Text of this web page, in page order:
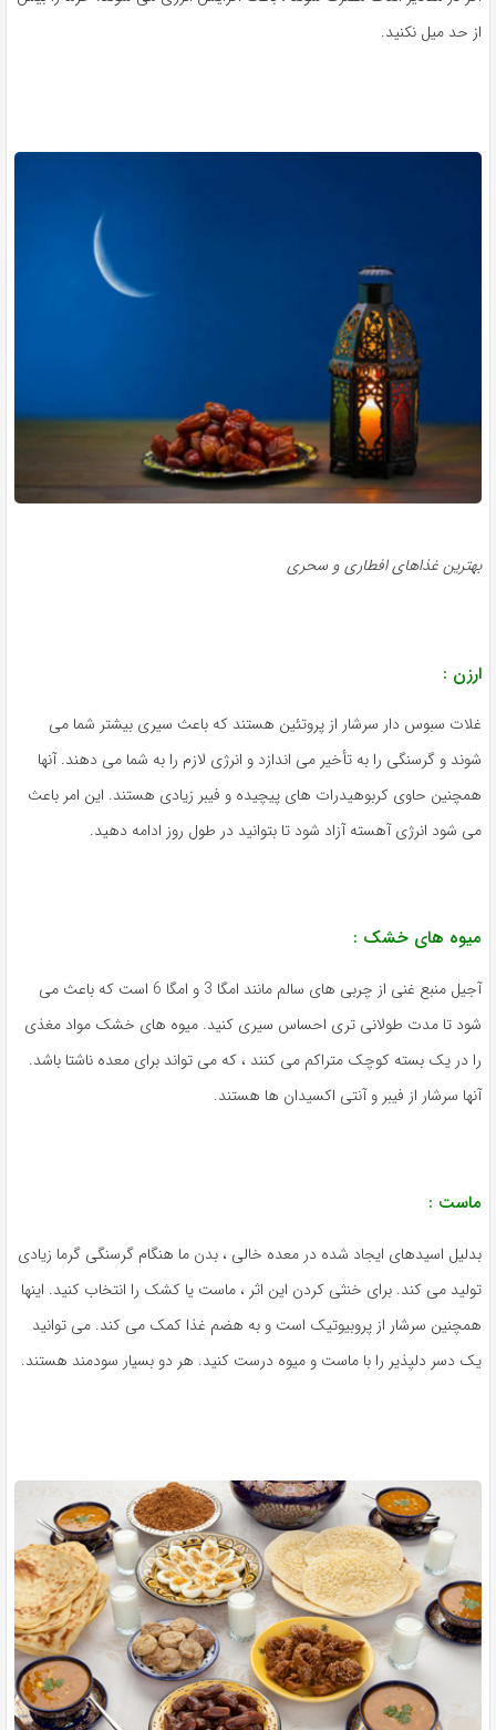
حد میل نکنید.
غذاهای افطاری و سحری
:
سبوس دار سرشار از پروتئین هستند که باعث سیری بیشتر شما می
و گرسنگی را به تأخیر می اندازد و انرژی لازم را به شما می دهند. آنها
حاوی کربوهیدرات های پیچیده و فیبر زیادی هستند. این امر باعث
شود انرژی آهسته آزاد شود تا بتوانید در طول روز ادامه دهید.
های خشک :
آجیل منبع غنی از چربی های سالم مانند امگا 3 و امگا 6 است که باعث می
تا مدت طولانی تری احساس سیری کنید. میوه های خشک مواد مغذی
در یک بسته کوچک متراکم می کنند ، که می تواند برای معده ناشتا باشد.
سرشار از فیبر و آنتی اکسیدان ها هستند.
:
اسیدهای ایجاد شده در معده خالی ، بدن ما هنگام گرسنگی گرما زیادی
می کند. برای خنثی کردن این اثر ، ماست یا کشک را انتخاب کنید. اینها
سرشار از پروبیوتیک است و به هضم غذا کمک می کند. می توانید
دسر دلپذیر را با ماست و میوه درست کنید. هر دو بسیار سودمند هستند.